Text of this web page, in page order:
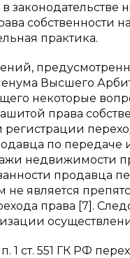
в
собственности
практика.
Высшего
некоторые
права
регистрации
по передаче
недвижимости
продавца
является
права [7].
п. 1 ст. 551 ГК РФ